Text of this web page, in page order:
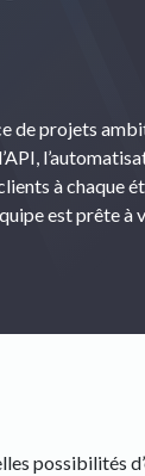
de projets
à chaque
est prête à
possibilités